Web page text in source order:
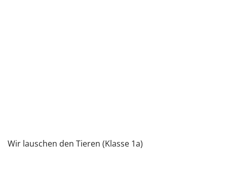
Wir lauschen den Tieren (Klasse 1a)